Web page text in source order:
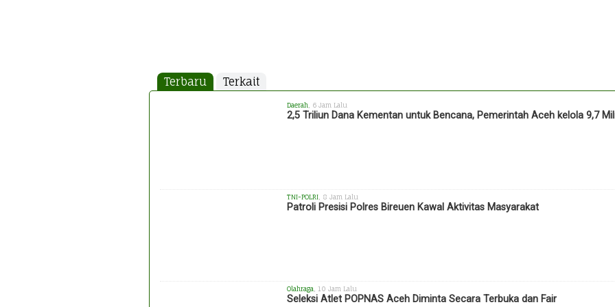
Terbaru Terkait
Daerah , 6 Jam Lalu
2,5 Triliun Dana Kementan untuk Bencana, Pemerintah Aceh kelola 9,7
TNI-POLRI , 8 Jam Lalu
Patroli Presisi Polres Bireuen Kawal Aktivitas Masyarakat
Olahraga , 10 Jam Lalu
Seleksi Atlet POPNAS Aceh Diminta Secara Terbuka dan Fair